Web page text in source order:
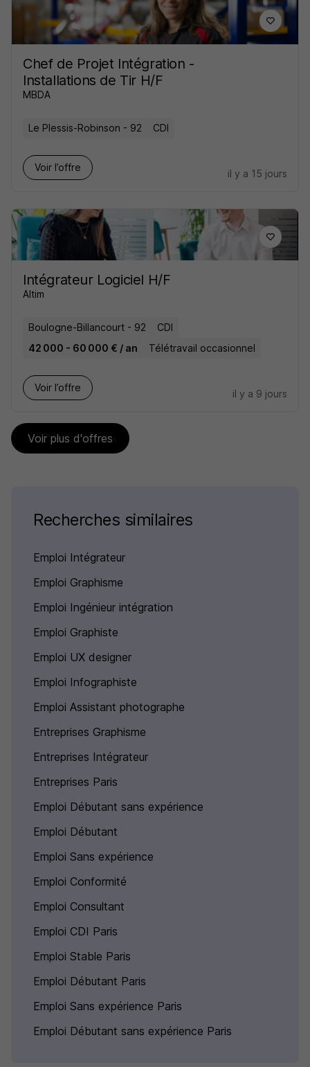
Chef de Projet Intégration -
Installations de Tir H/F
MBDA
Le Plessis-Robinson - 92 CDI
Voir l’offre
il y a 15 jours
Intégrateur Logiciel H/F
Altim
Boulogne-Billancourt - 92
CDI
42 000 - 60 000 € / an
Télétravail occasionnel
Voir l’offre
il y a 9 jours
Voir plus d'offres
Recherches similaires
Emploi Intégrateur
Emploi Graphisme
Emploi Ingénieur intégration
Emploi Graphiste
Emploi UX designer
Emploi Infographiste
Emploi Assistant photographe
Entreprises Graphisme
Entreprises Intégrateur
Entreprises Paris
Emploi Débutant sans expérience
Emploi Débutant
Emploi Sans expérience
Emploi Conformité
Emploi Consultant
Emploi CDI Paris
Emploi Stable Paris
Emploi Débutant Paris
Emploi Sans expérience Paris
Emploi Débutant sans expérience Paris